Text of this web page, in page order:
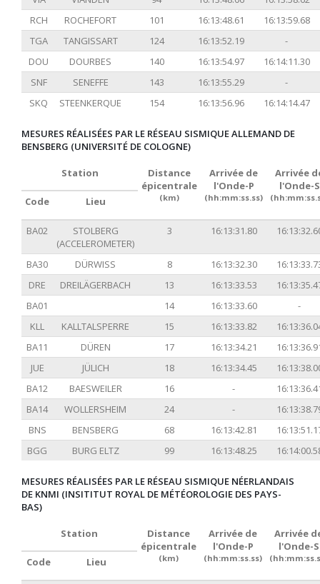
RCH
ROCHEFORT 101 16:13:48.61
16:13:59.68
TGA
TANGISSART 124 16:13:52.19
-
DOU
DOURBES 140 16:13:54.97
16:14:11.30
SNF
SENEFFE 143 16:13:55.29
-
SKQ
STEENKERQUE 154 16:13:56.96 16:14:14.47
MESURES RÉALISÉES PAR LE RÉSEAU SISMIQUE ALLEMAND DE
BENSBERG (UNIVERSITÉ DE COLOGNE)
Station
Distance
épicentrale
(km)
Arrivée de
l'Onde-P
(hh:mm:ss.ss)
Arrivée
l'Onde-S
Code Lieu
BA02
STOLBERG
(ACCELEROMETER)
3 16:13:31.80
BA30 DÜRWISS 8 16:13:32.30
DRE
DREILÄGERBACH 13 16:13:33.53
BA01
14 16:13:33.60
-
KLL
KALLTALSPERRE 15 16:13:33.82
BA11
DÜREN 17 16:13:34.21
JUE
JÜLICH 18 16:13:34.45
BA12
BAESWEILER 16 -
BA14
WOLLERSHEIM 24 -
BNS
BENSBERG 68 16:13:42.81
BGG
BURG ELTZ 99 16:13:48.25
MESURES RÉALISÉES PAR LE RÉSEAU SISMIQUE NÉERLANDAIS
DE KNMI (INSITITUT ROYAL DE MÉTÉOROLOGIE DES PAYS-
BAS)
Station
Distance
épicentrale
(km)
Arrivée de
l'Onde-P
(hh:mm:ss.ss)
Arrivée
l'Onde-S
Code Lieu